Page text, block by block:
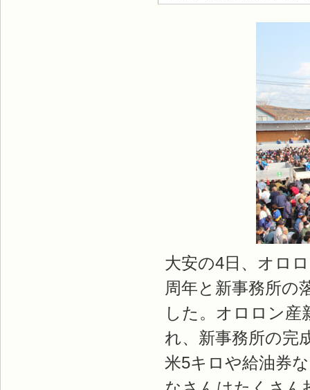
大安の4日、オロ
周年と新事務所の
した。オロロン産
れ、新事務所の完
米5キロや給油券